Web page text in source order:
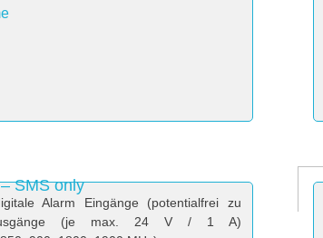
SMS only
Alarm Eingänge (potentialfrei zu
(je max. 24 V / 1 A)